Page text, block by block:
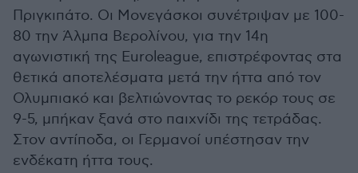
Πριγκιπάτο. Οι Μονεγάσκοι συνέτριψαν με 100-
80 την Άλμπα Βερολίνου, για την 14η
αγωνιστική της Euroleague, επιστρέφοντας στα
θετικά αποτελέσματα μετά την ήττα από τον
Ολυμπιακό και βελτιώνοντας το ρεκόρ τους σε
9-5, μπήκαν ξανά στο παιχνίδι της τετράδας.
Στον αντίποδα, οι Γερμανοί υπέστησαν την
ενδέκατη ήττα τους.